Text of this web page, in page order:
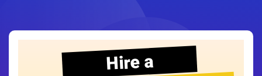
Hire a